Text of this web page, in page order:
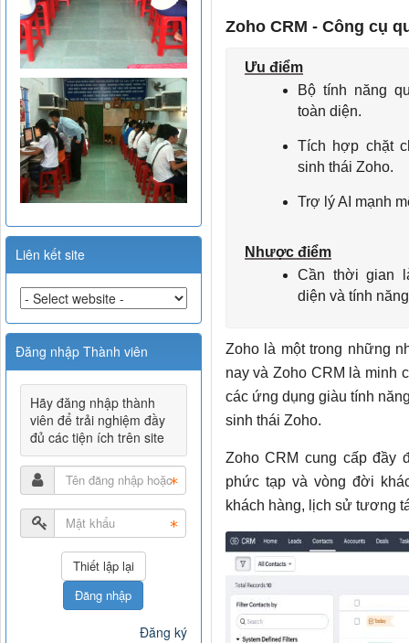
Zoho CRM - Công cụ
Ưu điểm
Bộ tính năng
toàn diện.
Tích hợp chặt
sinh thái Zoho.
Trợ lý AI mạnh
Nhược điểm
Cần thời gian
diện và tính
Zoho là một trong những
nay và Zoho CRM là minh
các ứng dụng giàu tính
sinh thái Zoho.
Zoho CRM cung cấp đầy
phức tạp và vòng đời
khách hàng, lịch sử tương
Liên kết site
Đăng nhập Thành viên
Hãy đăng nhập thành
viên để trải nghiệm đầy
đủ các tiện ích trên site
Đăng nhập
Đăng ký